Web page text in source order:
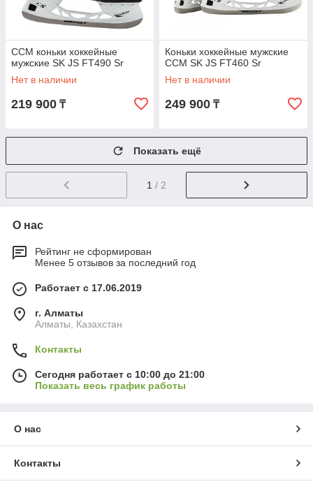
CCM коньки хоккейные
мужские SK JS FT490 Sr
Нет в наличии
219 900 ₸
Коньки хоккейные мужские
CCM SK JS FT460 Sr
Нет в наличии
249 900 ₸
Показать ещё
1 / 2
О нас
Рейтинг не сформирован
Менее 5 отзывов за последний год
Работает с 17.06.2019
г. Алматы
Алматы, Казахстан
Контакты
Сегодня работает с 10:00 до 21:00
Показать весь график работы
О нас
Контакты